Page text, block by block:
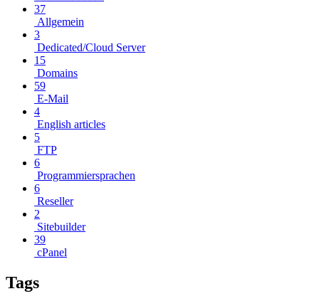
37
Allgemein
3
Dedicated/Cloud Server
15
Domains
59
E-Mail
4
English articles
5
FTP
6
Programmiersprachen
6
Reseller
2
Sitebuilder
39
cPanel
Tags